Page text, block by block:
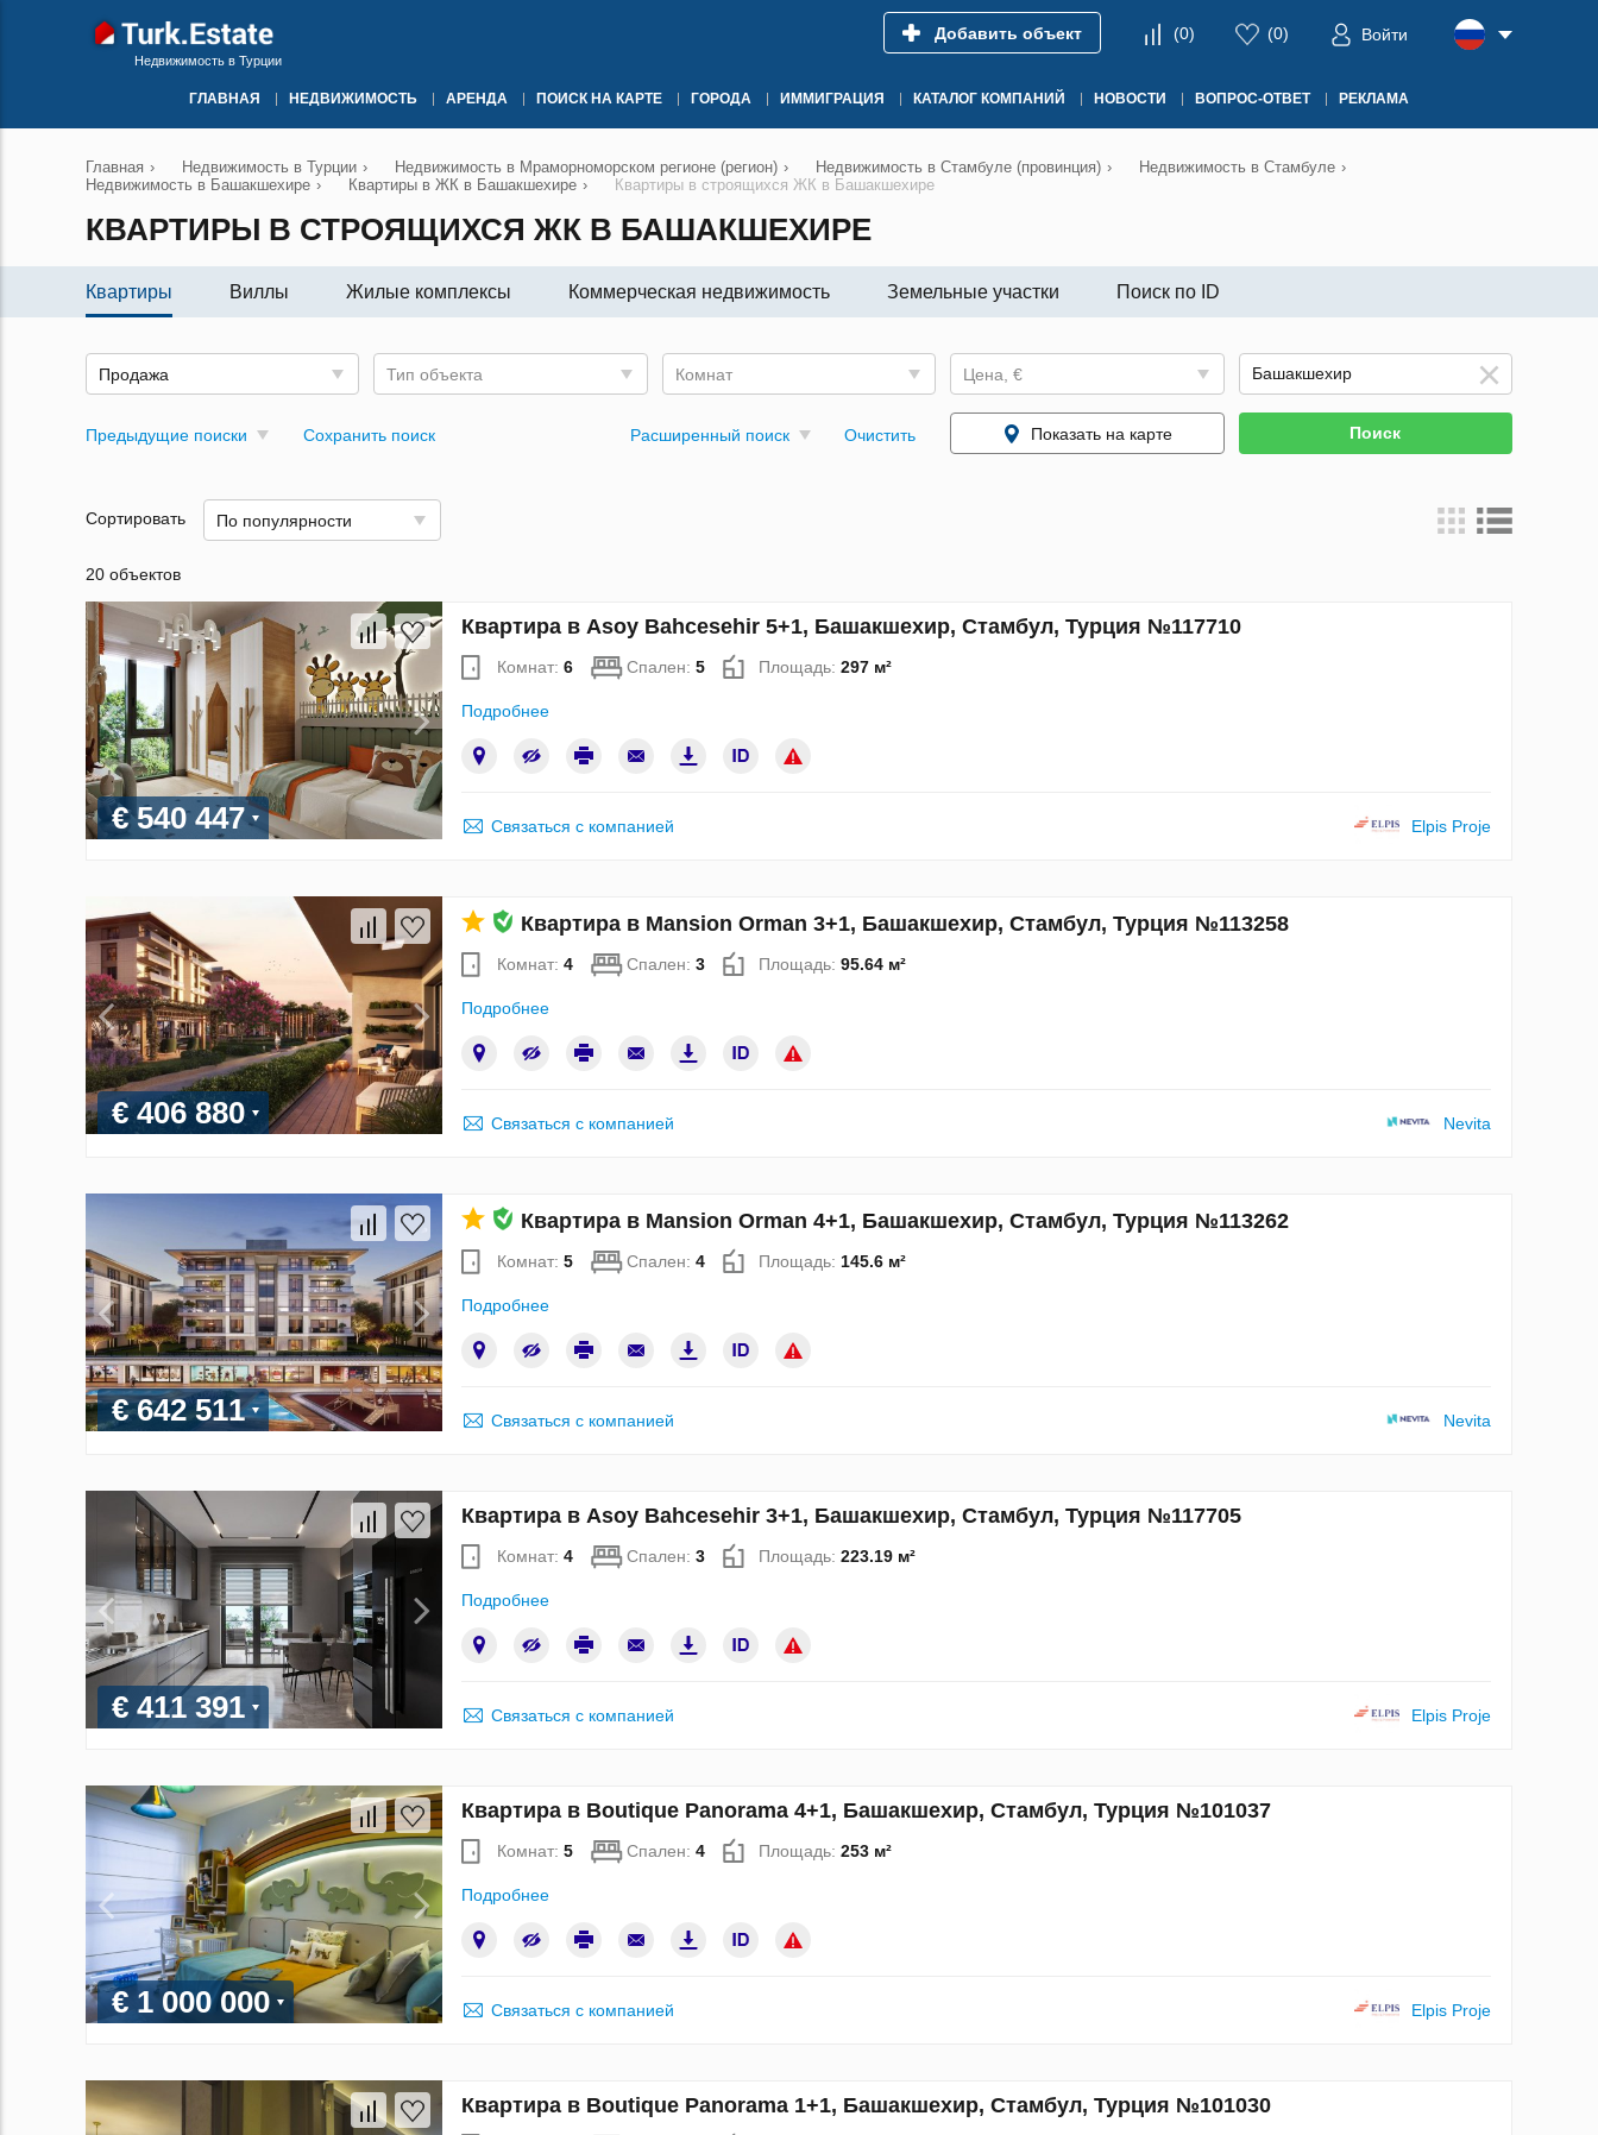
Недвижимость в Турции
Добавить объект (0) (0) Войти
ГЛАВНАЯ НЕДВИЖИМОСТЬ АРЕНДА ПОИСК НА КАРТЕ ГОРОДА ИММИГРАЦИЯ КАТАЛОГ КОМПАНИЙ НОВОСТИ ВОПРОС-ОТВЕТ РЕКЛАМА
Главная › Недвижимость в Турции › Недвижимость в Мраморноморском регионе (регион) › Недвижимость в Стамбуле (провинция) › Недвижимость в Стамбуле ›
Недвижимость в Башакшехире › Квартиры в ЖК в Башакшехире › Квартиры в строящихся ЖК в Башакшехире
КВАРТИРЫ В СТРОЯЩИХСЯ ЖК В БАШАКШЕХИРЕ
Квартиры Виллы Жилые комплексы Коммерческая недвижимость Земельные участки Поиск по ID
Продажа Тип объекта Комнат Цена, €
Предыдущие поиски Сохранить поиск Расширенный поиск Очистить Показать на карте Поиск
Сортировать По популярности
20 объектов
€ 540 447
Квартира в Asoy Bahcesehir 5+1, Башакшехир, Стамбул, Турция №117710
Комнат: 6 Спален: 5 Площадь: 297 м²
Подробнее
Связаться с компанией Elpis Proje
€ 406 880
Квартира в Mansion Orman 3+1, Башакшехир, Стамбул, Турция №113258
Комнат: 4 Спален: 3 Площадь: 95.64 м²
Подробнее
Связаться с компанией Nevita
€ 642 511
Квартира в Mansion Orman 4+1, Башакшехир, Стамбул, Турция №113262
Комнат: 5 Спален: 4 Площадь: 145.6 м²
Подробнее
Связаться с компанией Nevita
€ 411 391
Квартира в Asoy Bahcesehir 3+1, Башакшехир, Стамбул, Турция №117705
Комнат: 4 Спален: 3 Площадь: 223.19 м²
Подробнее
Связаться с компанией Elpis Proje
€ 1 000 000
Квартира в Boutique Panorama 4+1, Башакшехир, Стамбул, Турция №101037
Комнат: 5 Спален: 4 Площадь: 253 м²
Подробнее
Связаться с компанией Elpis Proje
Квартира в Boutique Panorama 1+1, Башакшехир, Стамбул, Турция №101030